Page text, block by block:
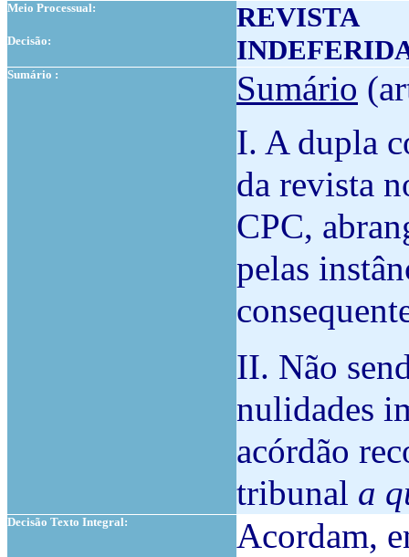
Meio Processual: REVISTA
Decisão:
Sumário : Sumário
I. A dupla
da revista
CPC,
pelas
II. Não
nulidades
acórdão
tribunal a
Decisão Texto Integral:
Acordam,